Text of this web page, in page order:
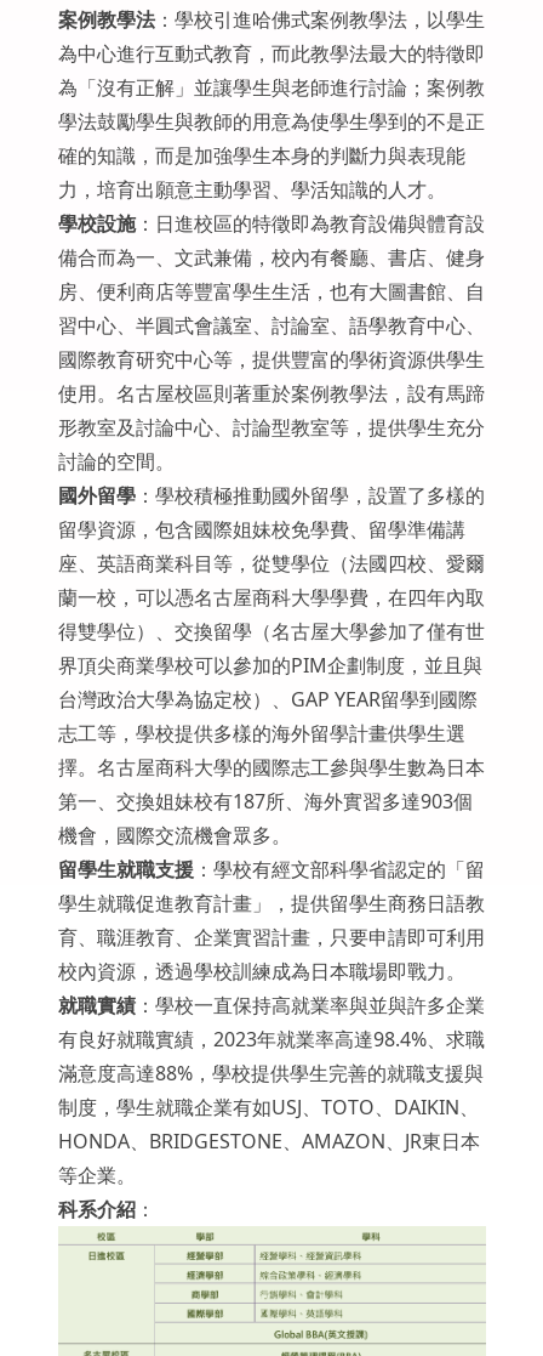
案例教學法：學校引進哈佛式案例教學法，以學生
為中心進行互動式教育，而此教學法最大的特徵即
為「沒有正解」並讓學生與老師進行討論；案例教
學法鼓勵學生與教師的用意為使學生學到的不是正
確的知識，而是加強學生本身的判斷力與表現能
力，培育出願意主動學習、學活知識的人才。
學校設施：日進校區的特徵即為教育設備與體育設
備合而為一、文武兼備，校內有餐廳、書店、健身
房、便利商店等豐富學生生活，也有大圖書館、自
習中心、半圓式會議室、討論室、語學教育中心、
國際教育研究中心等，提供豐富的學術資源供學生
使用。名古屋校區則著重於案例教學法，設有馬蹄
形教室及討論中心、討論型教室等，提供學生充分
討論的空間。
國外留學：學校積極推動國外留學，設置了多樣的
留學資源，包含國際姐妹校免學費、留學準備講
座、英語商業科目等，從雙學位（法國四校、愛爾
蘭一校，可以憑名古屋商科大學學費，在四年內取
得雙學位）、交換留學（名古屋大學參加了僅有世
界頂尖商業學校可以參加的PIM企劃制度，並且與
台灣政治大學為協定校）、GAP YEAR留學到國際
志工等，學校提供多樣的海外留學計畫供學生選
擇。名古屋商科大學的國際志工參與學生數為日本
第一、交換姐妹校有187所、海外實習多達903個
機會，國際交流機會眾多。
留學生就職支援：學校有經文部科學省認定的「留
學生就職促進教育計畫」，提供留學生商務日語教
育、職涯教育、企業實習計畫，只要申請即可利用
校內資源，透過學校訓練成為日本職場即戰力。
就職實績：學校一直保持高就業率與並與許多企業
有良好就職實績，2023年就業率高達98.4%、求職
滿意度高達88%，學校提供學生完善的就職支援與
制度，學生就職企業有如USJ、TOTO、DAIKIN、
HONDA、BRIDGESTONE、AMAZON、JR東日本
等企業。
科系介紹：